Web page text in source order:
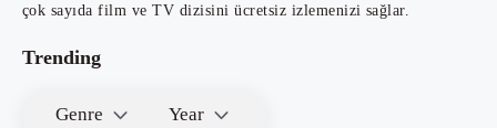
çok sayıda film ve TV dizisini ücretsiz izlemenizi sağlar.
Trending
Genre Year